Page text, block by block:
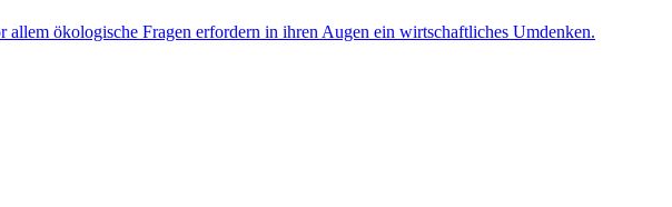
ökologische Fragen erfordern in ihren Augen ein wirtschaftliches Umdenken.